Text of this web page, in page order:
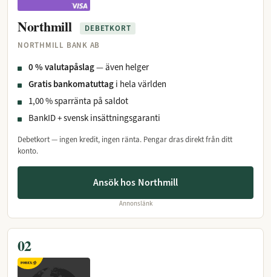
Northmill
DEBETKORT
NORTHMILL BANK AB
0 % valutapåslag— även helger
Gratis bankomatuttag i hela världen
1,00 % sparränta på saldot
BankID + svensk insättningsgaranti
Debetkort — ingen kredit, ingen ränta. Pengar dras direkt från ditt
konto.
Ansök hos Northmill
Annonslänk
02